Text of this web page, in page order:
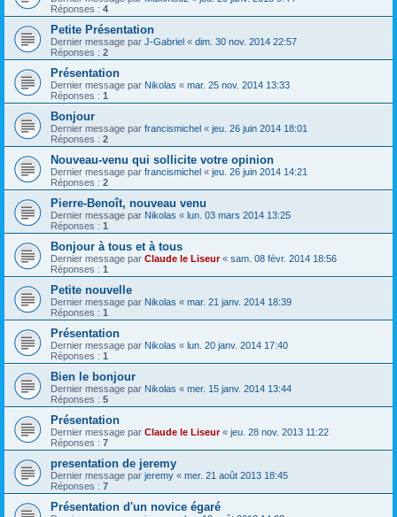
Réponses : 4
Petite Présentation
Dernier message par J-Gabriel « dim. 30 nov. 2014 22:57
Réponses : 2
Présentation
Dernier message par Nikolas « mar. 25 nov. 2014 13:33
Réponses : 1
Bonjour
Dernier message par francismichel « jeu. 26 juin 2014 18:01
Réponses : 2
Nouveau-venu qui sollicite votre opinion
Dernier message par francismichel « jeu. 26 juin 2014 14:21
Réponses : 2
Pierre-Benoît, nouveau venu
Dernier message par Nikolas « lun. 03 mars 2014 13:25
Réponses : 1
Bonjour à tous et à tous
Dernier message par Claude le Liseur« sam. 08 févr. 2014 18:56
Réponses : 1
Petite nouvelle
Dernier message par Nikolas « mar. 21 janv. 2014 18:39
Réponses : 1
Présentation
Dernier message par Nikolas « lun. 20 janv. 2014 17:40
Réponses : 1
Bien le bonjour
Dernier message par Nikolas « mer. 15 janv. 2014 13:44
Réponses : 5
Présentation
Dernier message par Claude le Liseur« jeu. 28 nov. 2013 11:22
Réponses : 7
presentation de jeremy
Dernier message par jeremy « mer. 21 août 2013 18:45
Réponses : 7
Présentation d'un novice égaré